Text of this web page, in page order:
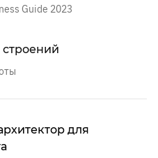
Guide 2023
для